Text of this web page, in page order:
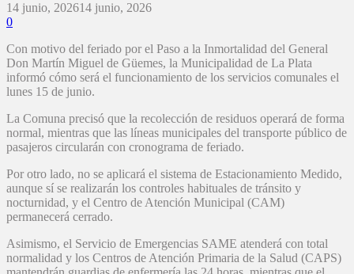
14 junio, 202614 junio, 2026
0
Con motivo del feriado por el Paso a la Inmortalidad del General
Don Martín Miguel de Güemes, la Municipalidad de La Plata
informó cómo será el funcionamiento de los servicios comunales el
lunes 15 de junio.
La Comuna precisó que la recolección de residuos operará de forma
normal, mientras que las líneas municipales del transporte público de
pasajeros circularán con cronograma de feriado.
Por otro lado, no se aplicará el sistema de Estacionamiento Medido,
aunque sí se realizarán los controles habituales de tránsito y
nocturnidad, y el Centro de Atención Municipal (CAM)
permanecerá cerrado.
Asimismo, el Servicio de Emergencias SAME atenderá con total
normalidad y los Centros de Atención Primaria de la Salud (CAPS)